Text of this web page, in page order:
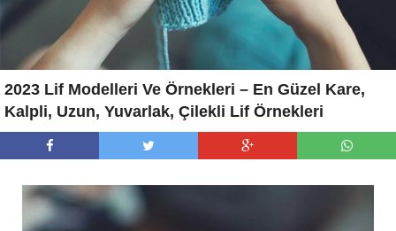
2023 Lif Modelleri Ve Örnekleri – En Güzel Kare,
Kalpli, Uzun, Yuvarlak, Çilekli Lif Örnekleri